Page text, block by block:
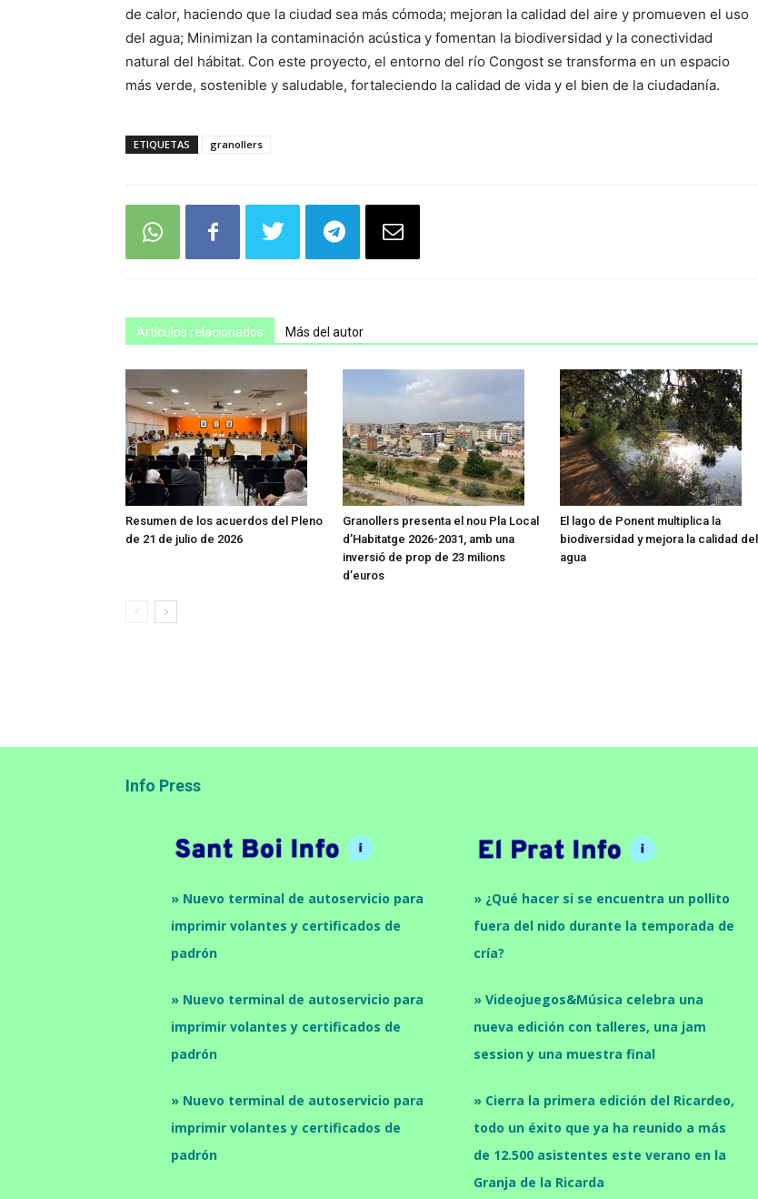
de calor, haciendo que la ciudad sea más cómoda; mejoran la calidad del aire y promueven el uso
del agua; Minimizan la contaminación acústica y fomentan la biodiversidad y la conectividad
natural del hábitat. Con este proyecto, el entorno del río Congost se transforma en un espacio
más verde, sostenible y saludable, fortaleciendo la calidad de vida y el bien de la ciudadanía.
ETIQUETAS granollers
Artículos relacionados Más del autor
Resumen de los acuerdos del Pleno
de 21 de julio de 2026
Granollers presenta el nou Pla Local
d’Habitatge 2026-2031, amb una
inversió de prop de 23 milions
d’euros
El lago de Ponent multiplica la
biodiversidad y mejora la calidad del
agua
Info Press
» Nuevo terminal de autoservicio para
imprimir volantes y certificados de
padrón
» Nuevo terminal de autoservicio para
imprimir volantes y certificados de
padrón
» Nuevo terminal de autoservicio para
imprimir volantes y certificados de
padrón
» ¿Qué hacer si se encuentra un pollito
fuera del nido durante la temporada de
cría?
» Videojuegos&Música celebra una
nueva edición con talleres, una jam
session y una muestra final
» Cierra la primera edición del Ricardeo,
todo un éxito que ya ha reunido a más
de 12.500 asistentes este verano en la
Granja de la Ricarda